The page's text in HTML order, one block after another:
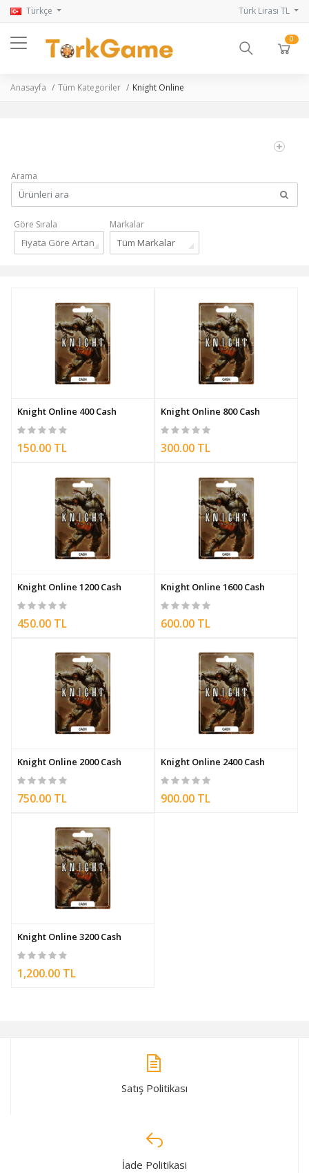
Türkçe Türk Lirası TL
0
Anasayfa Tüm Kategoriler Knight Online
Arama
Göre Sırala
Fiyata Göre Artan
Markalar
Tüm Markalar
Knight Online 400 Cash
150.00 TL
Knight Online 800 Cash
300.00 TL
Knight Online 1200 Cash
450.00 TL
Knight Online 1600 Cash
600.00 TL
Knight Online 2000 Cash
750.00 TL
Knight Online 2400 Cash
900.00 TL
Knight Online 3200 Cash
1,200.00 TL
Satış Politikası
İade Politikasi